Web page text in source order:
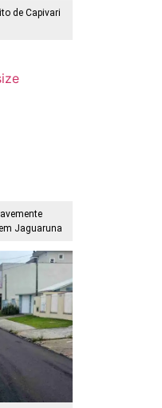
de Capivari
Jaguaruna